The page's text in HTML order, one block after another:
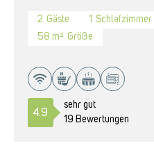
2 Gäste 1 Schlafzimmer
58 m² Größe
4.9
sehr gut
19 Bewertungen